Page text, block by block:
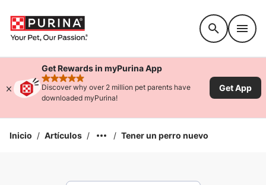
Get Rewards in myPurina App
rated 4.9 stars
Discover why over 2 million pet parents have
downloaded myPurina!
Get App
Inicio / Artículos / / Tener un perro nuevo